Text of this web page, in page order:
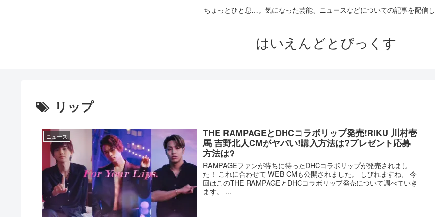
ちょっとひと息…。気になった芸能、ニュースなどについての記事を配信
はいえんどとぴっくす
リップ
ニュース
THE RAMPAGEとDHCコラボリップ発売!RIKU 川村壱
馬 吉野北人CMがヤバい!購入方法は?プレゼント応募
方法は?
RAMPAGEファンが待ちに待ったDHCコラボリップが発売されまし
た！ これに合わせて WEB CMも公開されました。 しびれますね。 今
回はこのTHE RAMPAGEとDHCコラボリップ発売について調べていき
ます。 ...